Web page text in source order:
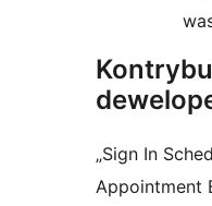
„Sign In
Appointment